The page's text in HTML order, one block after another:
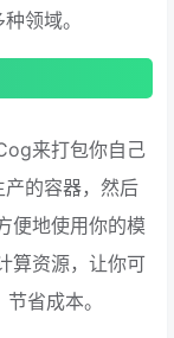
领域。
来打包你自己
的容器，然后
便地使用你的模
算资源，让你可
省成本。